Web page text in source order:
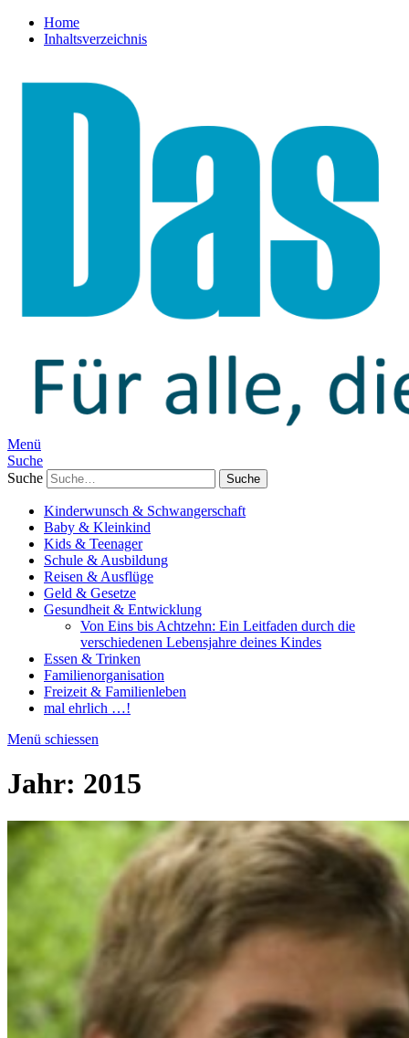
Home
Inhaltsverzeichnis
Menü
Suche
Suche
Kinderwunsch & Schwangerschaft
Baby & Kleinkind
Kids & Teenager
Schule & Ausbildung
Reisen & Ausflüge
Geld & Gesetze
Gesundheit & Entwicklung
Von Eins bis Achtzehn: Ein Leitfaden durch die
verschiedenen Lebensjahre deines Kindes
Essen & Trinken
Familienorganisation
Freizeit & Familienleben
mal ehrlich …!
Menü schiessen
Jahr: 2015